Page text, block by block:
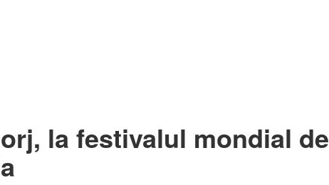
la festivalul mondial de